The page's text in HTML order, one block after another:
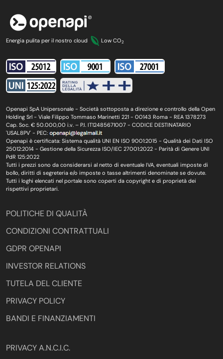
Energia pulita per il nostro cloud Low CO2
Openapi SpA Unipersonale - Società sottoposta a direzione e controllo della Open
Holding Srl - Viale Filippo Tommaso Marinetti 221 - 00143 Roma - REA 1378273
Cap. Soc. € 50.000,00 i.v. – P.I. IT12485671007 - CODICE DESTINATARIO
'USAL8PV' - PEC:
Openapi è certificata: Sistema qualità UNI EN ISO 9001:2015 - Qualità dei Dati ISO
25012:2014 - Gestione della Sicurezza ISO/IEC 27001:2022 - Parità di Genere UNI
PdR 125:2022
Tutti i prezzi sono da considerarsi al netto di eventuale IVA, eventuali imposte di
bollo, diritti di segreteria e/o imposte o tasse altrimenti denominate se dovute.
Tutti i loghi elencati nel portale sono coperti da copyright e di proprietà dei
rispettivi proprietari.
POLITICHE DI QUALITÀ
CONDIZIONI CONTRATTUALI
GDPR OPENAPI
INVESTOR RELATIONS
TUTELA DEL CLIENTE
PRIVACY POLICY
BANDI E FINANZIAMENTI
PRIVACY A.N.C.I.C.